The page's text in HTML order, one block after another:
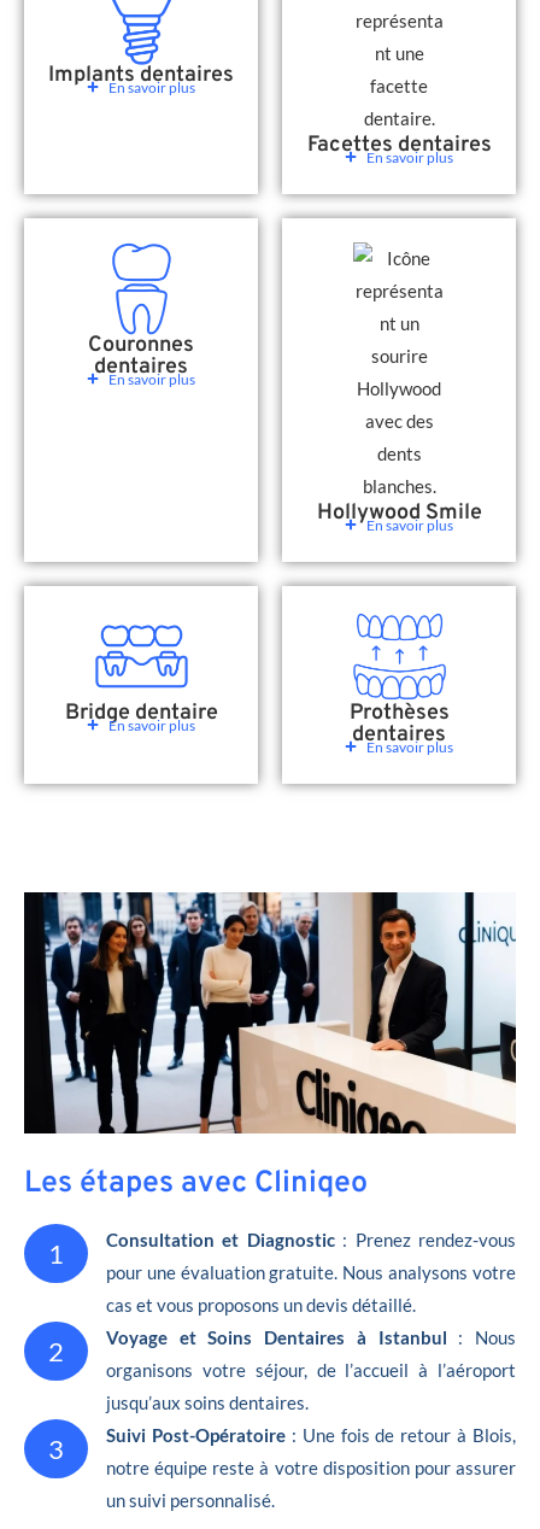
Implants dentaires
En savoir plus
Facettes dentaires
En savoir plus
Couronnes
dentaires
En savoir plus
Hollywood Smile
En savoir plus
Bridge dentaire
En savoir plus Prothèses
dentaires
En savoir plus
Les étapes avec Cliniqeo
1 Consultation et Diagnostic: Prenez rendez-vous
pour une évaluation gratuite. Nous analysons votre
cas et vous proposons un devis détaillé.
2 Voyage et Soins Dentaires à Istanbul : Nous
organisons votre séjour, de l’accueil à l’aéroport
jusqu’aux soins dentaires.
3 Suivi Post-Opératoire : Une fois de retour à Blois,
notre équipe reste à votre disposition pour assurer
un suivi personnalisé.